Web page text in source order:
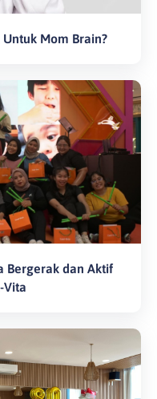
Mom Brain?
Bergerak dan Aktif
Vita